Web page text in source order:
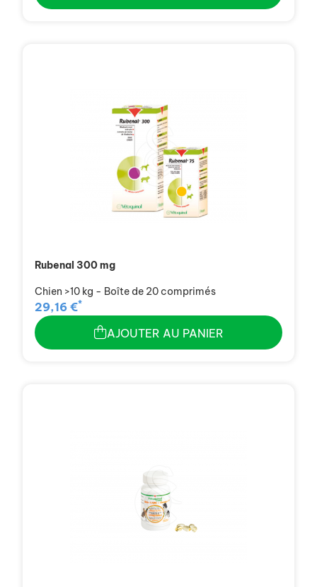
Rubenal 300 mg
Chien >10 kg - Boîte de 20 comprimés
29,16 €*
AJOUTER AU PANIER